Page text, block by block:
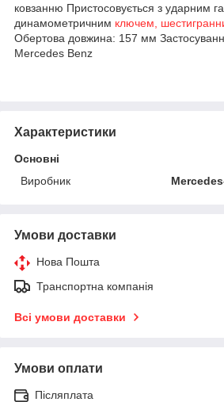
ковзанню Пристосовується з ударним
динамометричним ключем,
Обертова довжина: 157 мм
Mercedes Benz
Характеристики
Основні
Виробник
Умови доставки
Нова Пошта
Транспортна компанія
Всі умови доставки
Умови оплати
Післяплата